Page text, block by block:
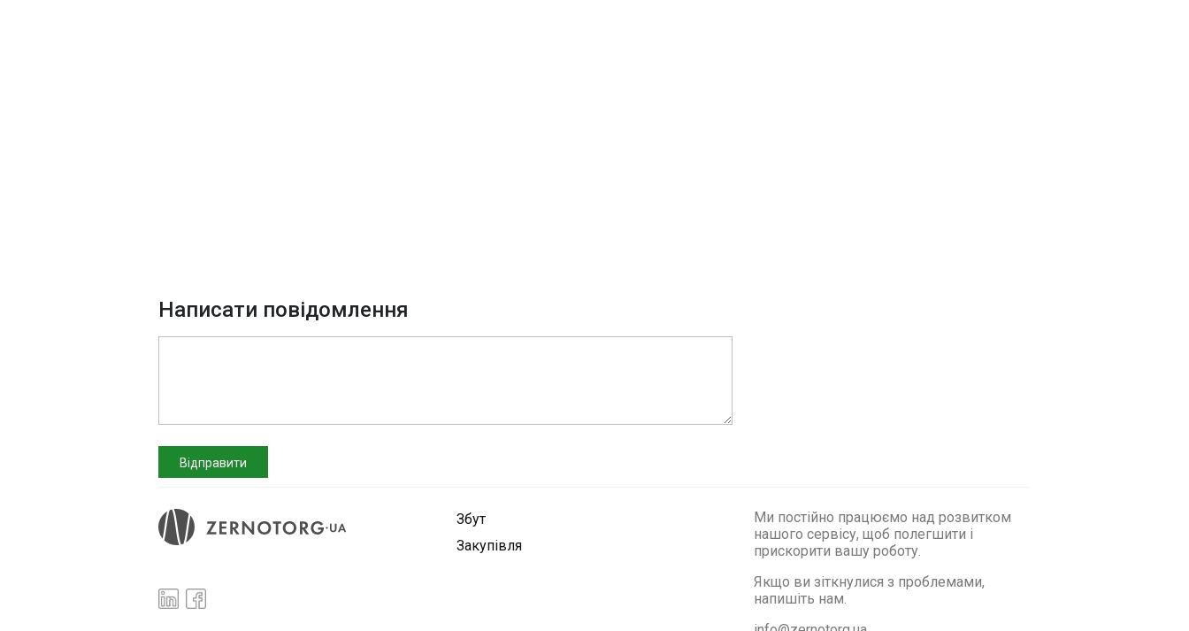
Написати повідомлення
Збут
Закупівля
Ми постійно працюємо над розвитком
нашого сервісу, щоб полегшити і
прискорити вашу роботу.
Якщо ви зіткнулися з проблемами,
напишіть нам.